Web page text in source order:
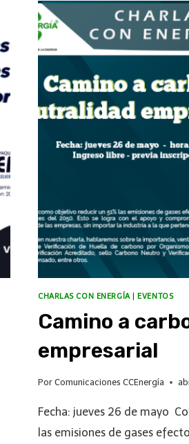
CHARLAS CON ENERGÍA|EVENTOS
Camino a
empresarial
Por Comunicaciones CCEnergía
Fecha: jueves 26 de mayo
las emisiones de gases